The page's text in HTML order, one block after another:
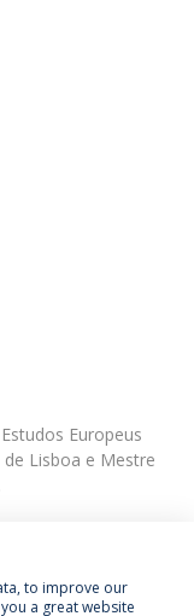
Europeus
Lisboa e Mestre
to improve our
a great website